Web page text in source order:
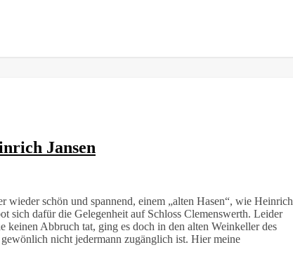
Jansen
wieder schön und spannend, einem „alten Hasen“, wie Heinrich
sich dafür die Gelegenheit auf Schloss Clemenswerth. Leider
keinen Abbruch tat, ging es doch in den alten Weinkeller des
nicht jedermann zugänglich ist. Hier meine